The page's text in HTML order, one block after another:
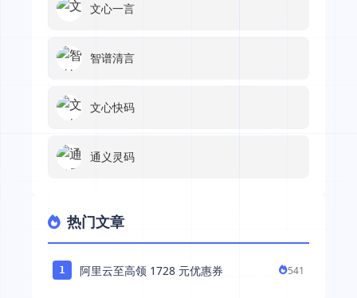
文心一言
智谱清言
文心快码
通义灵码
热门文章
1 阿里云至高领 1728 元优惠券 541